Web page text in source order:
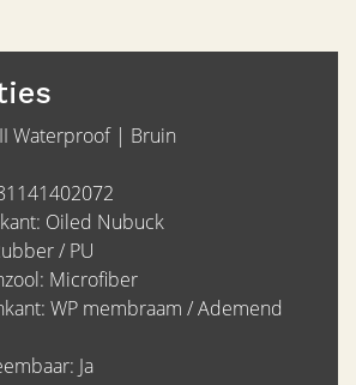
Waterproof | Bruin
Oiled Nubuck
/ PU
Microfiber
WP membraam / Ademend
Ja